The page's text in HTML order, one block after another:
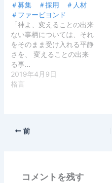
＃募集 ＃採用 ＃人材
＃ファービヨンド
「神よ、変えることの出来
ない事柄については、それ
をそのまま受け入れる平静
さを、 変えることの出来
る事…
2019年4月9日
格言
前
コメントを残す